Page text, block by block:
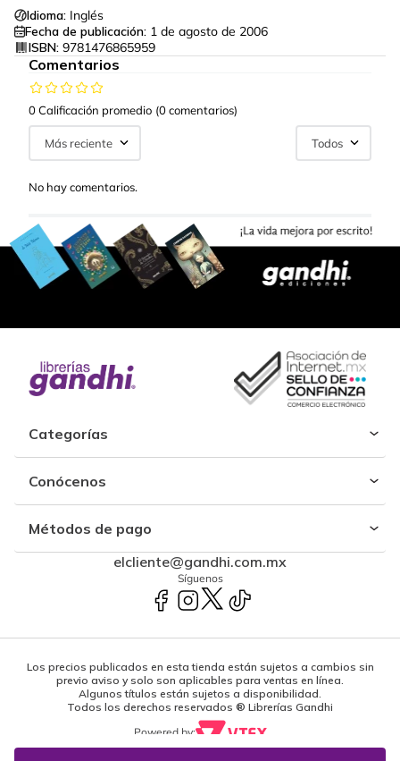
Idioma: Inglés
Fecha de publicación: 1 de agosto de 2006
ISBN: 9781476865959
Comentarios
0 Calificación promedio (0 comentarios)
Más reciente Todos
No hay comentarios.
Categorías
Conócenos
Métodos de pago
elcliente@gandhi.com.mx
Síguenos
Los precios publicados en esta tienda están sujetos a cambios sin
previo aviso y solo son aplicables para ventas en línea.
Algunos títulos están sujetos a disponibilidad.
Todos los derechos reservados ® Librerías Gandhi
Powered by: